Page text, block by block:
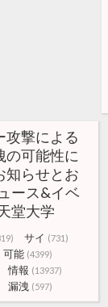
攻撃による
の可能性に
知らせとお
ース&イベ
堂大学
サイ (731)
可能 (4399)
情報 (13937)
漏洩 (597)